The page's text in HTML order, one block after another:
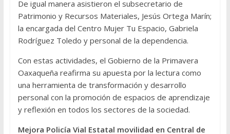
De igual manera asistieron el subsecretario de
Patrimonio y Recursos Materiales, Jesús Ortega Marín;
la encargada del Centro Mujer Tu Espacio, Gabriela
Rodríguez Toledo y personal de la dependencia.
Con estas actividades, el Gobierno de la Primavera
Oaxaqueña reafirma su apuesta por la lectura como
una herramienta de transformación y desarrollo
personal con la promoción de espacios de aprendizaje
y reflexión en todos los sectores de la sociedad.
Mejora Policía Vial Estatal movilidad en Central de